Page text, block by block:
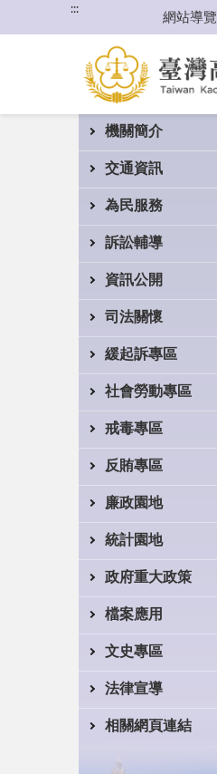
:::
網站導覽
機關簡介
交通資訊
為民服務
訴訟輔導
資訊公開
司法關懷
緩起訴專區
社會勞動專區
戒毒專區
反賄專區
廉政園地
統計園地
政府重大政策
檔案應用
文史專區
法律宣導
相關網頁連結